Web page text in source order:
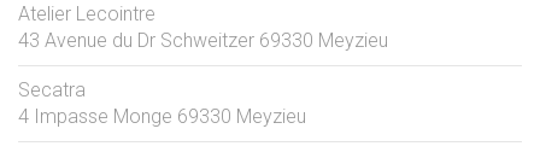
Atelier Lecointre
43 Avenue du Dr Schweitzer 69330 Meyzieu
Secatra
4 Impasse Monge 69330 Meyzieu